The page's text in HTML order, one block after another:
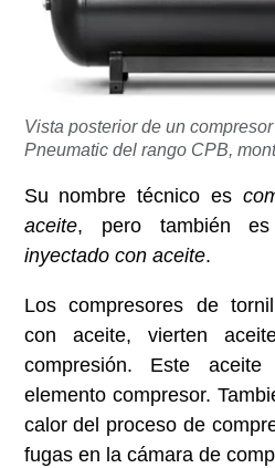
Vista posterior de un
Pneumatic del rango CPB,
Su nombre técnico es
aceite, pero también
inyectado con aceite.
Los compresores de
con aceite, vierten
compresión. Este
elemento compresor.
calor del proceso de
fugas en la cámara de